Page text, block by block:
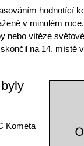
hodnotící
v minulém
nebo vítěze
na 14. místě
Kometa